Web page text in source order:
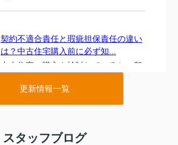
契約不適合責任と瑕疵担保責任の違い
は？中古住宅購入前に必ず知...
中古住宅の購入を検討していると、契
約不適合責任や瑕疵担保責任という専
門用語が出てきますが、その違いを正
しく理解できている方は多くありませ
ん。しかし、2020年の民法改正でルー
更新情報一覧
スタッフブログ